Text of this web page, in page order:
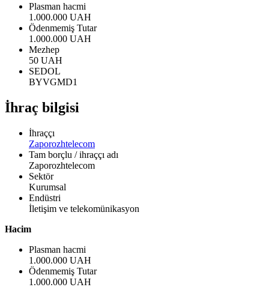
Plasman hacmi
1.000.000 UAH
Ödenmemiş Tutar
1.000.000 UAH
Mezhep
50 UAH
SEDOL
BYVGMD1
İhraç bilgisi
İhraççı
Zaporozhtelecom
Tam borçlu / ihraççı adı
Zaporozhtelecom
Sektör
Kurumsal
Endüstri
İletişim ve telekomünikasyon
Hacim
Plasman hacmi
1.000.000 UAH
Ödenmemiş Tutar
1.000.000 UAH